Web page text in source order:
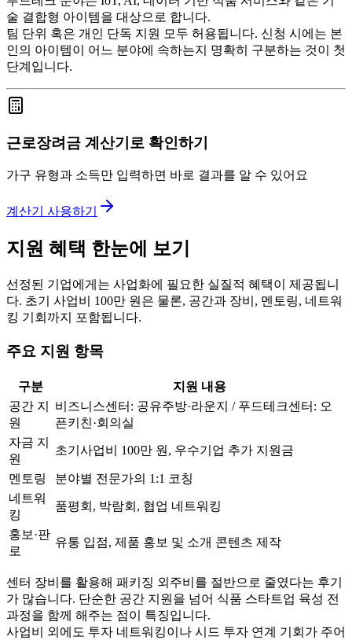
술 결합형 아이템을 대상으로 합니다.
팀 단위 혹은 개인 단독 지원 모두 허용됩니다. 신청 시에는 본
인의 아이템이 어느 분야에 속하는지 명확히 구분하는 것이 첫
단계입니다.
근로장려금 계산기로 확인하기
가구 유형과 소득만 입력하면 바로 결과를 알 수 있어요
계산기 사용하기
지원 혜택 한눈에 보기
선정된 기업에게는 사업화에 필요한 실질적 혜택이 제공됩니
다. 초기 사업비 100만 원은 물론, 공간과 장비, 멘토링, 네트워
킹 기회까지 포함됩니다.
주요 지원 항목
구분
지원 내용
공간 지
원
비즈니스센터: 공유주방·라운지 / 푸드테크센터: 오
픈키친·회의실
자금 지
원
초기사업비 100만 원, 우수기업 추가 지원금
멘토링
분야별 전문가의 1:1 코칭
네트워
킹
품평회, 박람회, 협업 네트워킹
홍보·판
로
유통 입점, 제품 홍보 및 소개 콘텐츠 제작
센터 장비를 활용해 패키징 외주비를 절반으로 줄였다는 후기
가 많습니다. 단순한 공간 지원을 넘어 식품 스타트업 육성 전
과정을 함께 해주는 점이 특징입니다.
사업비 외에도 투자 네트워킹이나 시드 투자 연계 기회가 주어